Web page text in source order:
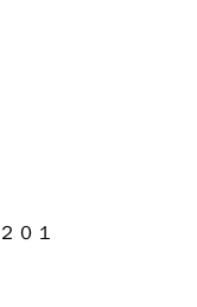
０１